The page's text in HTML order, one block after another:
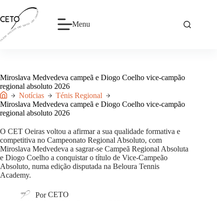
o
conteúdo
Menu
Miroslava Medvedeva campeã e Diogo Coelho vice-campão
regional absoluto 2026
Início
Notícias
Ténis Regional
Miroslava Medvedeva campeã e Diogo Coelho vice-campão
regional absoluto 2026
O CET Oeiras voltou a afirmar a sua qualidade formativa e
competitiva no Campeonato Regional Absoluto, com
Miroslava Medvedeva a sagrar-se Campeã Regional Absoluta
e Diogo Coelho a conquistar o título de Vice-Campeão
Absoluto, numa edição disputada na Beloura Tennis
Academy.
Por CETO